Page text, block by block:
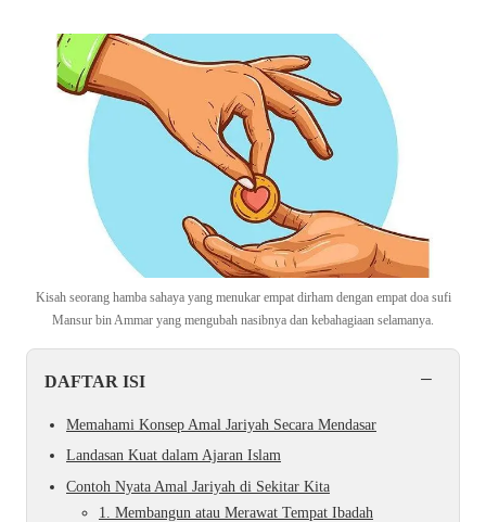
Kisah seorang hamba sahaya yang menukar empat dirham dengan empat doa sufi
Mansur bin Ammar yang mengubah nasibnya dan kebahagiaan selamanya.
DAFTAR ISI −
Memahami Konsep Amal Jariyah Secara Mendasar
Landasan Kuat dalam Ajaran Islam
Contoh Nyata Amal Jariyah di Sekitar Kita
1. Membangun atau Merawat Tempat Ibadah